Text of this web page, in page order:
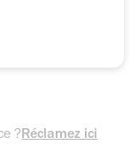
?Réclamez ici